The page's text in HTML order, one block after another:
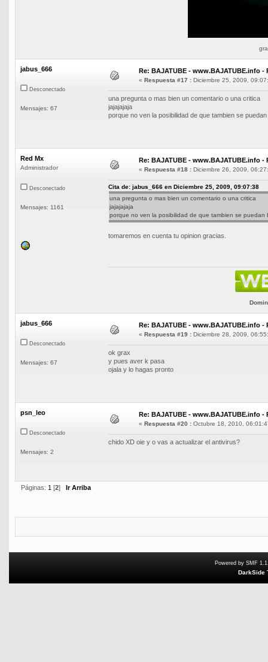
jabus_666
Desconectado
Mensajes: 67
Re: BAJATUBE - www.BAJATUBE.info -
« Respuesta #17 : Diciembre 25, 2009,
una pregunta o mas bien un comentario o una critica
jajajajaja
porque no ven la posibilidad de que tambien se
Red Mx
Administrador
Desconectado
Mensajes: 1161
Re: BAJATUBE - www.BAJATUBE.info -
« Respuesta #18 : Diciembre 26, 2009,
Cita de: jabus_666 en Diciembre 25, 2009, 09:07:38
una pregunta o mas bien un comentario o una critica
jajajajaja
porque no ven la posibilidad de que tambien se
tomaremos en cuenta tu opinion gracias.
jabus_666
Desconectado
Mensajes: 67
Re: BAJATUBE - www.BAJATUBE.info -
« Respuesta #19 : Diciembre 28, 2009,
ok grax
y pues aver k pasa
ojala y lo hagas pronto
psn_leo
Desconectado
Mensajes: 2
Re: BAJATUBE - www.BAJATUBE.info -
« Respuesta #20 : Octubre 18, 2010,
chido XD oie y o vas a actualizar el antivirus?
Páginas: 1 [2] Ir Arriba
Powered by SMF
DarkSide